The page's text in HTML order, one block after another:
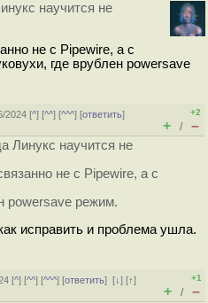
научится не
не с Pipewire, а с
где врублен powersave
2024 [^] [^^] [^^^] [ответить]
+2
+ / –
Линукс научится не
не с Pipewire, а с
powersave режим.
исправить и проблема ушла.
[^] [^^] [^^^] [ответить][↓] [↑]
+1
+ / –